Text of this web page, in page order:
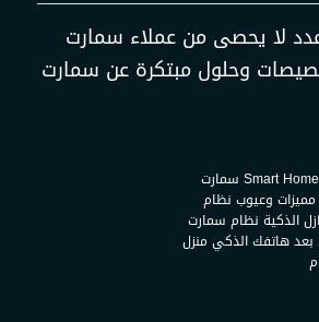
لا يحصى من عملاء سمارت
وحلول مبتكرة عن سمارت